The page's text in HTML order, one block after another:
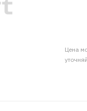
Цена